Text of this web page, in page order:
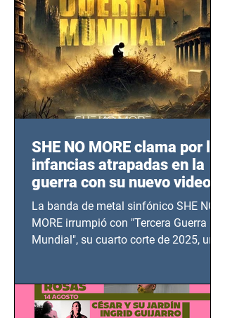
SHE NO MORE clama por las
infancias atrapadas en la
guerra con su nuevo video
TERCERA GUERRA
MUNDIAL
La banda de metal sinfónico SHE NO
MORE irrumpió con "Tercera Guerra
Mundial", su cuarto corte de 2025, un
bélicos.